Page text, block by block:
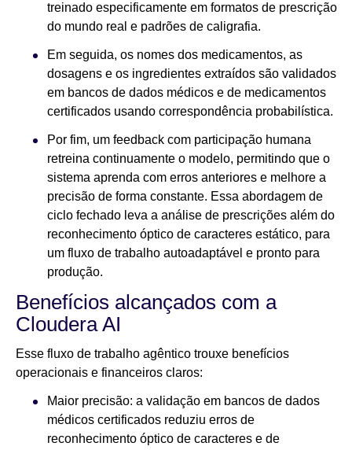
treinado especificamente em formatos de prescrição
do mundo real e padrões de caligrafia.
Em seguida, os nomes dos medicamentos, as
dosagens e os ingredientes extraídos são validados
em bancos de dados médicos e de medicamentos
certificados usando correspondência probabilística.
Por fim, um feedback com participação humana
retreina continuamente o modelo, permitindo que o
sistema aprenda com erros anteriores e melhore a
precisão de forma constante. Essa abordagem de
ciclo fechado leva a análise de prescrições além do
reconhecimento óptico de caracteres estático, para
um fluxo de trabalho autoadaptável e pronto para
produção.
Benefícios alcançados com a
Cloudera AI
Esse fluxo de trabalho agêntico trouxe benefícios
operacionais e financeiros claros:
Maior precisão: a validação em bancos de dados
médicos certificados reduziu erros de
reconhecimento óptico de caracteres e de